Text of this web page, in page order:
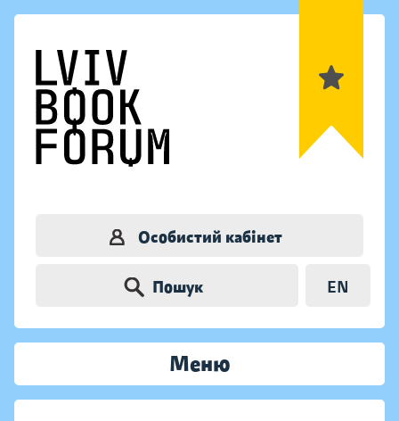
Особистий кабінет
Пошук EN
Меню